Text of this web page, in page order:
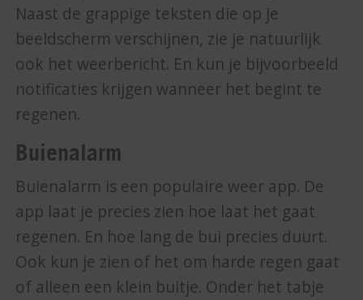
Naast de grappige teksten die op je
beeldscherm verschijnen, zie je natuurlijk
ook het weerbericht. En kun je bijvoorbeeld
notificaties krijgen wanneer het begint te
regenen.
Buienalarm
Buienalarm is een populaire weer app. De
app laat je precies zien hoe laat het gaat
regenen. En hoe lang de bui precies duurt.
Ook kun je zien of het om harde regen gaat
of alleen een klein buitje. Onder het tabje